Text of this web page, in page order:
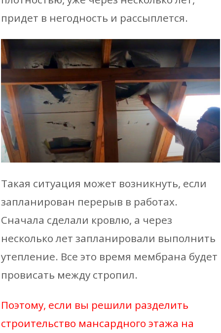
придет в негодность и рассыплется.
Такая ситуация может возникнуть, если
запланирован перерыв в работах.
Сначала сделали кровлю, а через
несколько лет запланировали выполнить
утепление. Все это время мембрана будет
провисать между стропил.
Поэтому, если вы решили разделить
строительство мансардного этажа на